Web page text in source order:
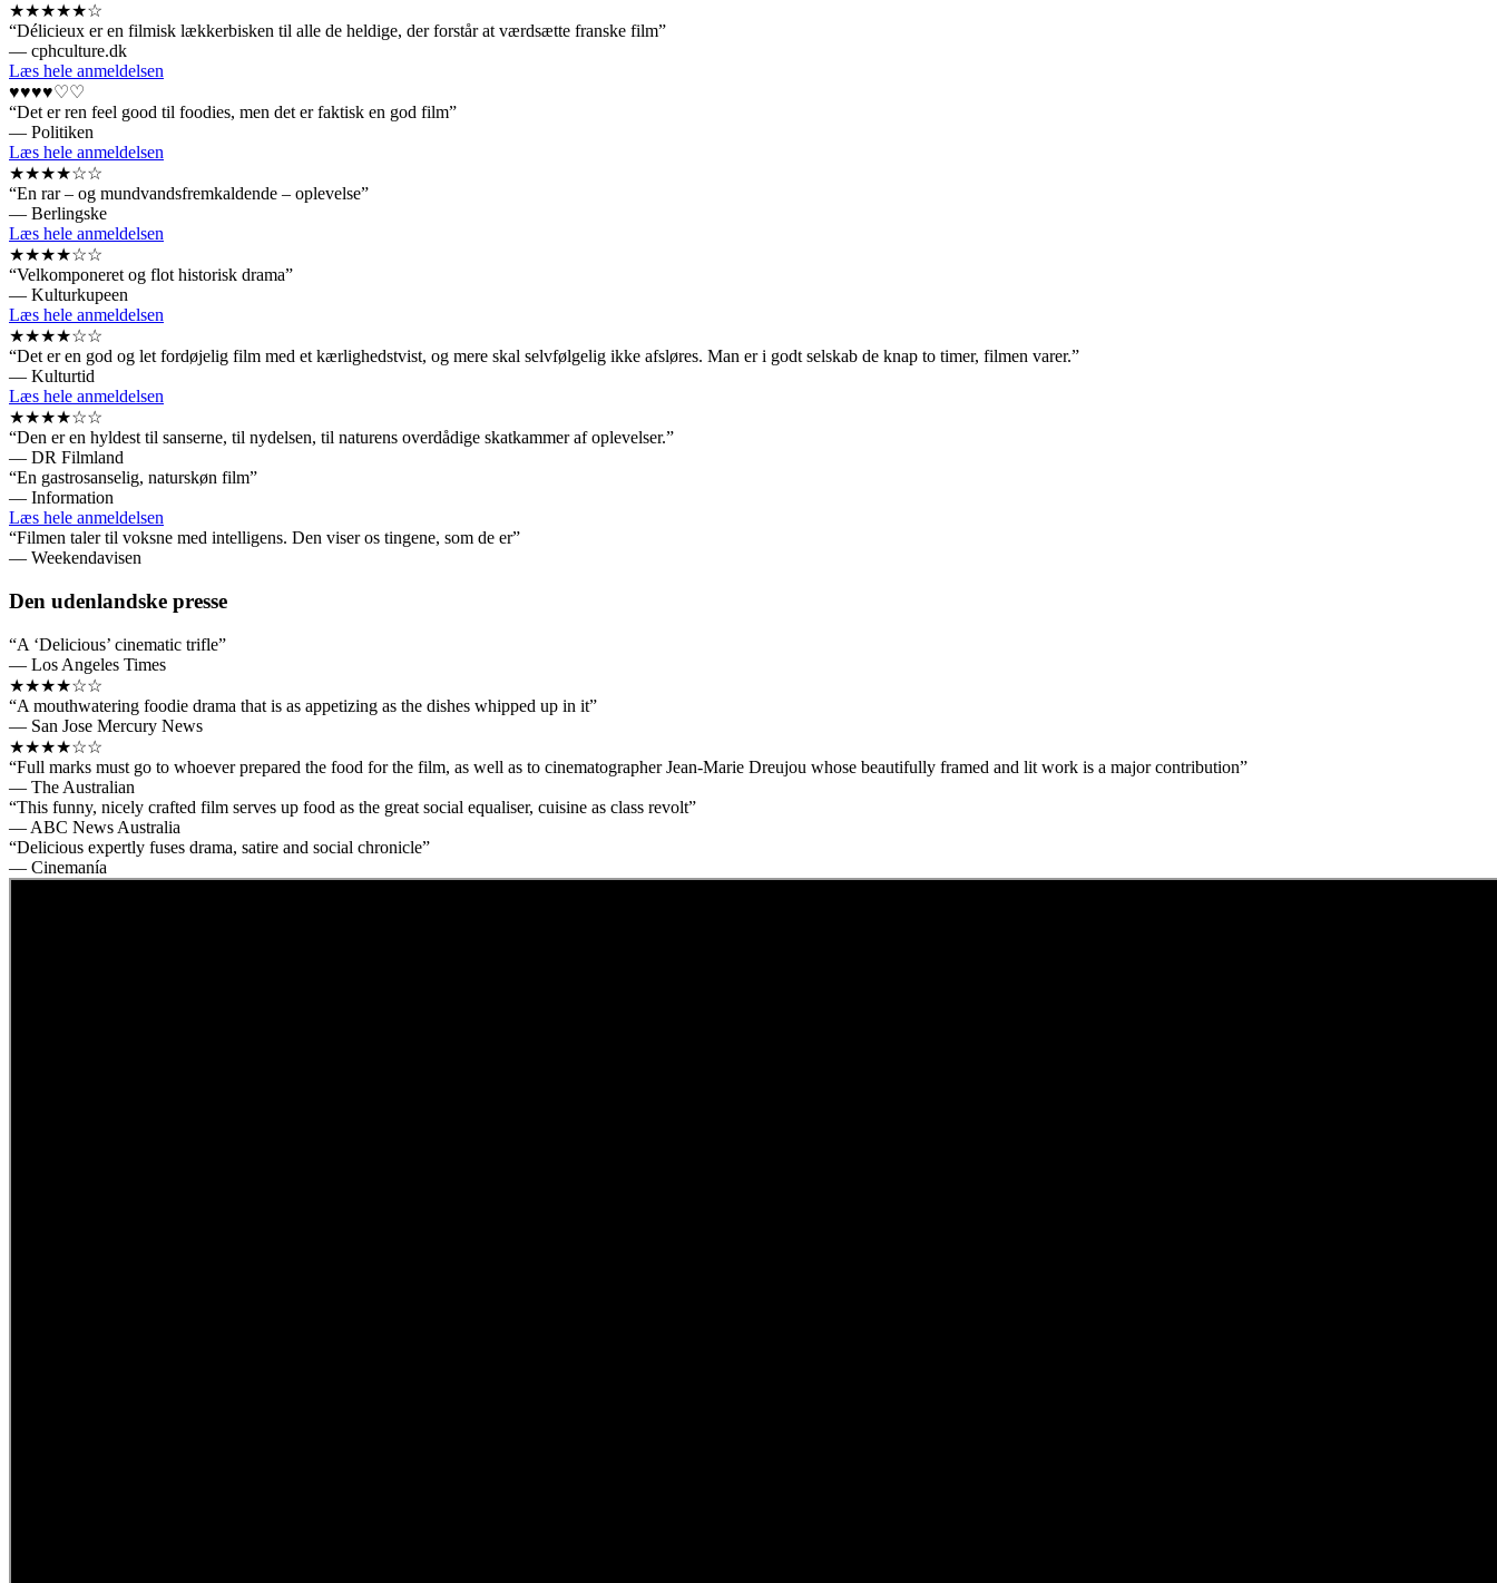
★★★★★☆
“Délicieux er en filmisk lækkerbisken til alle de heldige, der forstår at værdsætte franske film”
— cphculture.dk
Læs hele anmeldelsen
♥♥♥♥♡♡
“Det er ren feel good til foodies, men det er faktisk en god film”
— Politiken
Læs hele anmeldelsen
★★★★☆☆
“En rar – og mundvandsfremkaldende – oplevelse”
— Berlingske
Læs hele anmeldelsen
★★★★☆☆
“Velkomponeret og flot historisk drama”
— Kulturkupeen
Læs hele anmeldelsen
★★★★☆☆
“Det er en god og let fordøjelig film med et kærlighedstvist, og mere skal selvfølgelig ikke afsløres. Man er i godt selskab de knap to timer, filmen varer.”
— Kulturtid
Læs hele anmeldelsen
★★★★☆☆
“Den er en hyldest til sanserne, til nydelsen, til naturens overdådige skatkammer af oplevelser.”
— DR Filmland
“En gastrosanselig, naturskøn film”
— Information
Læs hele anmeldelsen
“Filmen taler til voksne med intelligens. Den viser os tingene, som de er”
— Weekendavisen
Den udenlandske presse
“A ‘Delicious’ cinematic trifle”
— Los Angeles Times
★★★★☆☆
“A mouthwatering foodie drama that is as appetizing as the dishes whipped up in it”
— San Jose Mercury News
★★★★☆☆
“Full marks must go to whoever prepared the food for the film, as well as to cinematographer Jean-Marie Dreujou whose beautifully framed and lit work is a major contribution”
— The Australian
“This funny, nicely crafted film serves up food as the great social equaliser, cuisine as class revolt”
— ABC News Australia
“Delicious expertly fuses drama, satire and social chronicle”
— Cinemanía